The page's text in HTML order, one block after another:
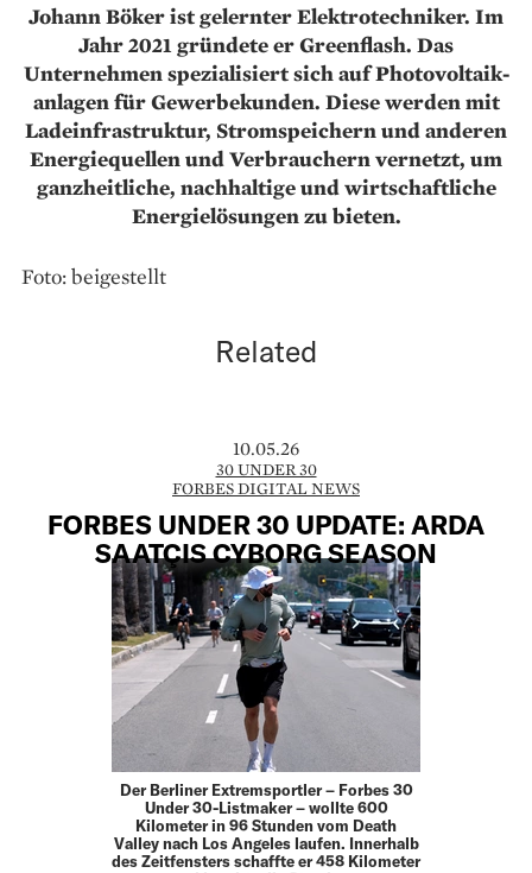
Johann Böker ist gelernter Elektro­techniker. Im
Jahr 2021 gründete er Greenflash. Das
Unternehmen spezialisiert sich auf Photovoltaik­
anlagen für Gewerbekunden. Diese werden mit
Ladeinfrastruktur, Strom­speichern und anderen
Energie­quellen und Verbrauchern vernetzt, um
ganzheitliche, nachhaltige und wirtschaftliche
Energielösungen zu bieten.
Foto: beigestellt
Related
10.05.26
30 UNDER 30
FORBES DIGITAL NEWS
FORBES UNDER 30 UPDATE: ARDA
SAATÇIS CYBORG SEASON
Der Berliner Extremsportler – Forbes 30
Under 30-Listmaker – wollte 600
Kilometer in 96 Stunden vom Death
Valley nach Los Angeles laufen. Innerhalb
des Zeitfensters schaffte er 458 Kilometer